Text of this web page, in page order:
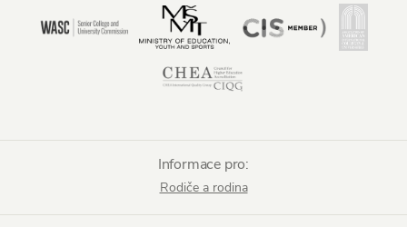
Informace pro:
Rodiče a rodina